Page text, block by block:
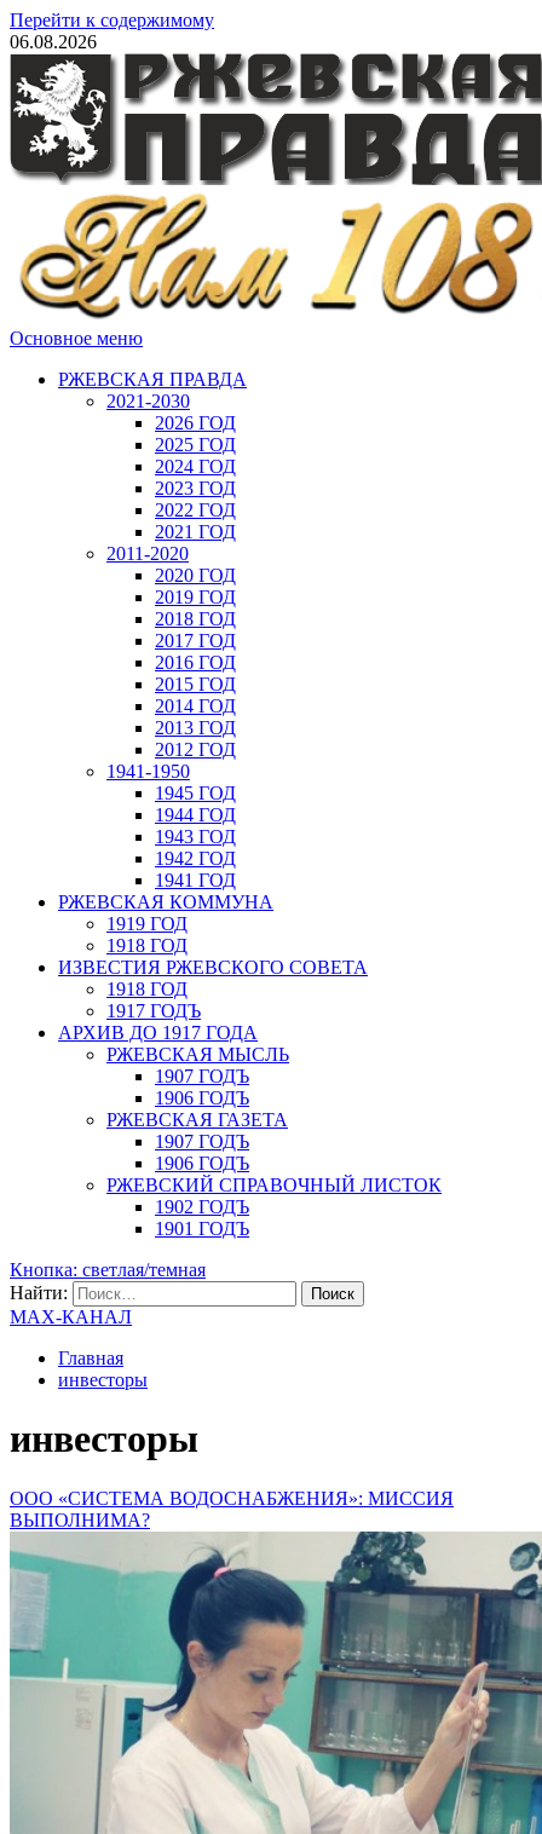
Перейти к содержимому
06.08.2026
Основное меню
РЖЕВСКАЯ ПРАВДА
2021-2030
2026 ГОД
2025 ГОД
2024 ГОД
2023 ГОД
2022 ГОД
2021 ГОД
2011-2020
2020 ГОД
2019 ГОД
2018 ГОД
2017 ГОД
2016 ГОД
2015 ГОД
2014 ГОД
2013 ГОД
2012 ГОД
1941-1950
1945 ГОД
1944 ГОД
1943 ГОД
1942 ГОД
1941 ГОД
РЖЕВСКАЯ КОММУНА
1919 ГОД
1918 ГОД
ИЗВЕСТИЯ РЖЕВСКОГО СОВЕТА
1918 ГОД
1917 ГОДЪ
АРХИВ ДО 1917 ГОДА
РЖЕВСКАЯ МЫСЛЬ
1907 ГОДЪ
1906 ГОДЪ
РЖЕВСКАЯ ГАЗЕТА
1907 ГОДЪ
1906 ГОДЪ
РЖЕВСКИЙ СПРАВОЧНЫЙ ЛИСТОК
1902 ГОДЪ
1901 ГОДЪ
Кнопка: светлая/темная
Найти:
MAX-КАНАЛ
Главная
инвесторы
инвесторы
ООО «СИСТЕМА ВОДОСНАБЖЕНИЯ»: МИССИЯ
ВЫПОЛНИМА?